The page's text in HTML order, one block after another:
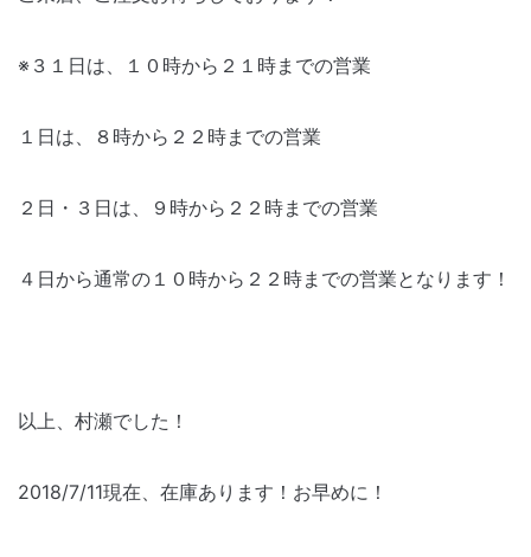
※３１日は、１０時から２１時までの営業
１日は、８時から２２時までの営業
２日・３日は、９時から２２時までの営業
４日から通常の１０時から２２時までの営業となります！
以上、村瀬でした！
2018/7/11現在、在庫あります！お早めに！